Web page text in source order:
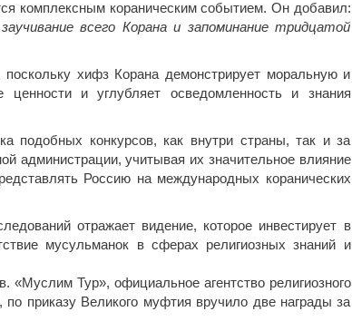
комплексным кораническим событием. Он добавил:
всего Корана и запоминание тридцатой
хифз Корана демонстрирует моральную и
ценности и углубляет осведомленность и знания
подобных конкурсов, как внутри страны, так и за
администрации, учитывая их значительное влияние
Россию на международных коранических
отражает видение, которое инвестирует в
мусульманок в сферах религиозных знаний и
Тур», официальное агентство религиозного
приказу Великого муфтия вручило две награды за